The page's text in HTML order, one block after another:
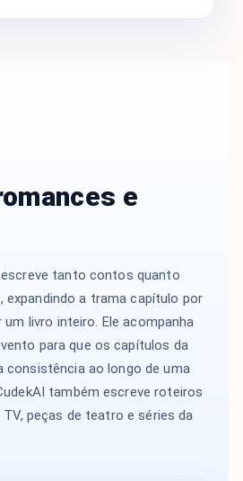
e
tanto contos quanto
a trama capítulo por
livro inteiro. Ele acompanha
para que os capítulos da
consistência ao longo de uma
também escreve roteiros
peças de teatro e séries da